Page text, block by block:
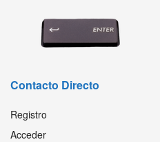
Contacto Directo
Registro
Acceder